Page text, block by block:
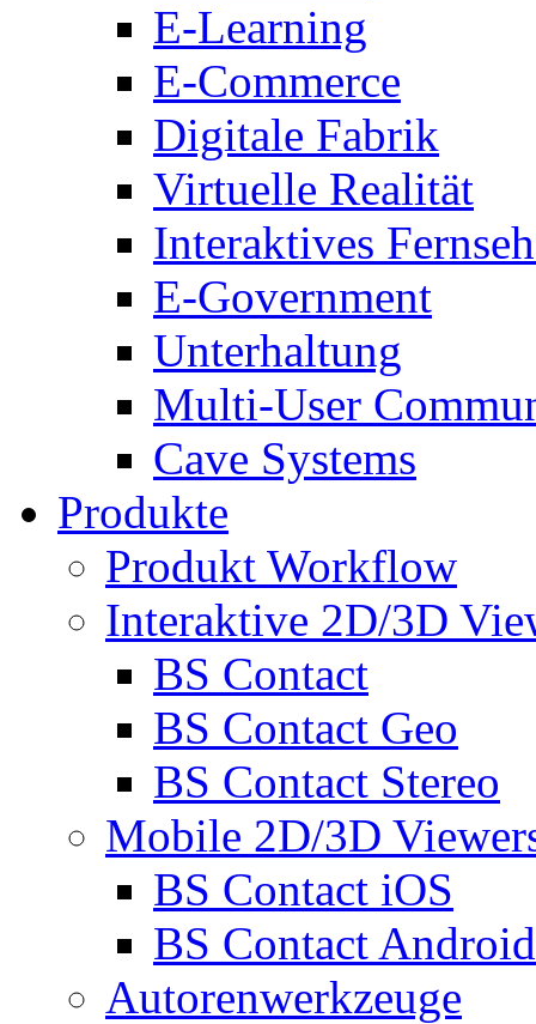
E-Learning
E-Commerce
Digitale Fabrik
Virtuelle Realität
Interaktives
E-Government
Unterhaltung
Multi-User
Cave Systems
Produkte
Produkt Workflow
Interaktive 2D/3D
BS Contact
BS Contact Geo
BS Contact Stereo
Mobile 2D/3D
BS Contact iOS
BS Contact Android
Autorenwerkzeuge